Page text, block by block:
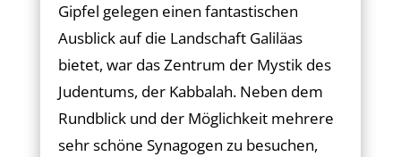
Gipfel gelegen einen fantastischen
Ausblick auf die Landschaft Galiläas
bietet, war das Zentrum der Mystik des
Judentums, der Kabbalah. Neben dem
Rundblick und der Möglichkeit mehrere
sehr schöne Synagogen zu besuchen,